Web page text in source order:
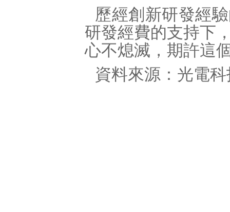
歷經創新研發經
研發經費的支持下
心不熄滅，期許這
資料來源：光電